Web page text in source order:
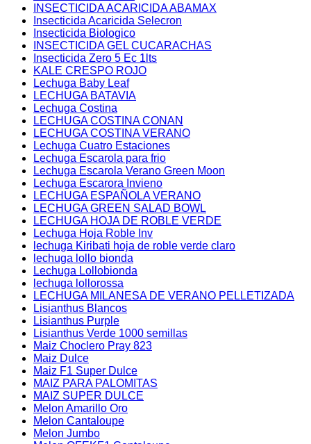
INSECTICIDA ACARICIDA ABAMAX
Insecticida Acaricida Selecron
Insecticida Biologico
INSECTICIDA GEL CUCARACHAS
Insecticida Zero 5 Ec 1lts
KALE CRESPO ROJO
Lechuga Baby Leaf
LECHUGA BATAVIA
Lechuga Costina
LECHUGA COSTINA CONAN
LECHUGA COSTINA VERANO
Lechuga Cuatro Estaciones
Lechuga Escarola para frio
Lechuga Escarola Verano Green Moon
Lechuga Escarora Invieno
LECHUGA ESPAÑOLA VERANO
LECHUGA GREEN SALAD BOWL
LECHUGA HOJA DE ROBLE VERDE
Lechuga Hoja Roble Inv
lechuga Kiribati hoja de roble verde claro
lechuga lollo bionda
Lechuga Lollobionda
lechuga lollorossa
LECHUGA MILANESA DE VERANO PELLETIZADA
Lisianthus Blancos
Lisianthus Purple
Lisianthus Verde 1000 semillas
Maiz Choclero Pray 823
Maiz Dulce
Maiz F1 Super Dulce
MAIZ PARA PALOMITAS
MAIZ SUPER DULCE
Melon Amarillo Oro
Melon Cantaloupe
Melon Jumbo